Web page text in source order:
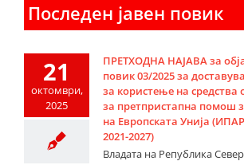
Последен јавен повик
21
октомври,
2025
ПРЕТХОДНА НАЈАВА за
повик 03/2025 за
за користење на средства
за претпристапна помош
на Европската Унија
2021-2027)
Владата на Република